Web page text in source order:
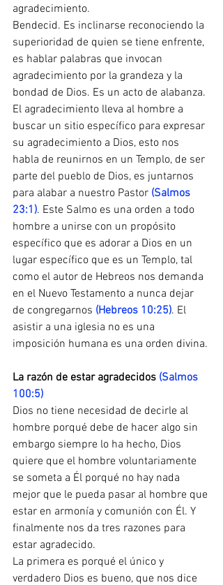
agradecimiento.
Bendecid. Es inclinarse reconociendo la
superioridad de quien se tiene enfrente,
es hablar palabras que invocan
agradecimiento por la grandeza y la
bondad de Dios. Es un acto de alabanza.
El agradecimiento lleva al hombre a
buscar un sitio específico para expresar
su agradecimiento a Dios, esto nos
habla de reunirnos en un Templo, de ser
parte del pueblo de Dios, es juntarnos
para alabar a nuestro Pastor (Salmos
23:1). Este Salmo es una orden a todo
hombre a unirse con un propósito
específico que es adorar a Dios en un
lugar específico que es un Templo, tal
como el autor de Hebreos nos demanda
en el Nuevo Testamento a nunca dejar
de congregarnos (Hebreos 10:25). El
asistir a una iglesia no es una
imposición humana es una orden divina.
La razón de estar agradecidos (Salmos
100:5)
Dios no tiene necesidad de decirle al
hombre porqué debe de hacer algo sin
embargo siempre lo ha hecho, Dios
quiere que el hombre voluntariamente
se someta a Él porqué no hay nada
mejor que le pueda pasar al hombre que
estar en armonía y comunión con Él. Y
finalmente nos da tres razones para
estar agradecido.
La primera es porqué el único y
verdadero Dios es bueno, que nos dice